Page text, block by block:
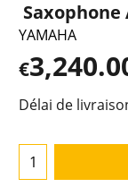
Saxophone
YAMAHA
€
Délai de